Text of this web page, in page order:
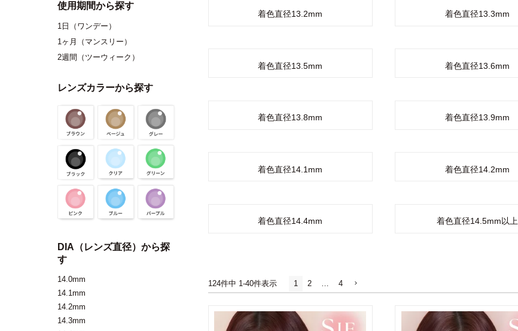
使用期間から探す
1日（ワンデー）
1ヶ月（マンスリー）
2週間（ツーウィーク）
レンズカラーから探す
DIA（レンズ直径）から探
す
14.0mm
14.1mm
14.2mm
14.3mm
着色直径13.2mm 着色直径13.3mm
着色直径13.5mm 着色直径13.6mm
着色直径13.8mm 着色直径13.9mm
着色直径14.1mm 着色直径14.2mm
着色直径14.4mm 着色直径14.5mm以上
124件中 1 -40件表示 1 2 … 4